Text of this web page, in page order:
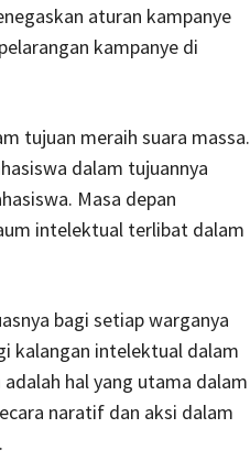
aturan kampanye
kampanye di
tujuan meraih suara massa.
dalam tujuannya
Masa depan
intelektual terlibat dalam
bagi setiap warganya
kalangan intelektual dalam
hal yang utama dalam
naratif dan aksi dalam